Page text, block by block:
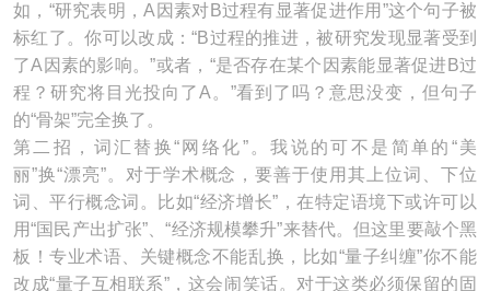
如，“研究表明，A因素对B过程有显著促进作用”这个句子被
标红了。你可以改成：“B过程的推进，被研究发现显著受到
了A因素的影响。”或者，“是否存在某个因素能显著促进B过
程？研究将目光投向了A。”看到了吗？意思没变，但句子
的“骨架”完全换了。
第二招，词汇替换“网络化”。我说的可不是简单的“美
丽”换“漂亮”。对于学术概念，要善于使用其上位词、下位
词、平行概念词。比如“经济增长”，在特定语境下或许可以
用“国民产出扩张”、“经济规模攀升”来替代。但这里要敲个黑
板！专业术语、关键概念不能乱换，比如“量子纠缠”你不能
改成“量子互相联系”，这会闹笑话。对于这类必须保留的固